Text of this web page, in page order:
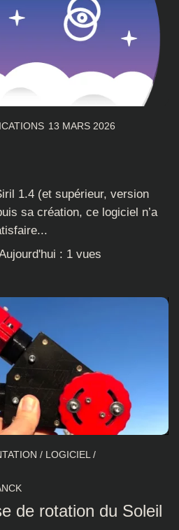
13 MARS 2026
1.4 (et supérieur, version
sa création, ce logiciel n’a
: 1 vues
/ LOGICIEL /
de rotation du Soleil